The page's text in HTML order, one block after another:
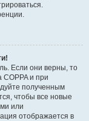
Если они верны, то
и при
полученным
чтобы все новые
или
отображается в